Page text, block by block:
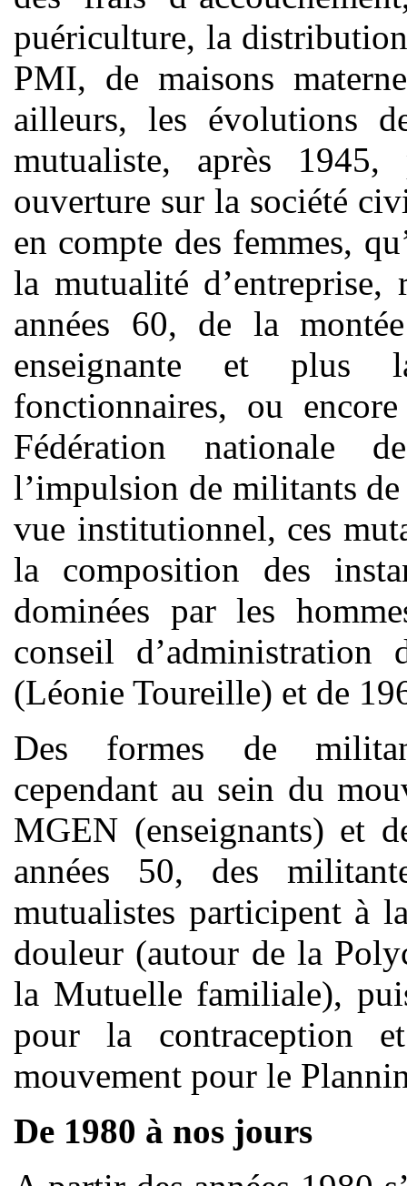
puériculture, la
PMI, de maisons
ailleurs, les évolutions
mutualiste, après 1945,
ouverture sur la société
en compte des femmes,
la mutualité
années 60, de la
enseignante et plus
fonctionnaires, ou
Fédération nationale
l’impulsion de militants
vue institutionnel, ces
la composition des
dominées par les
conseil
(Léonie Toureille) et de
Des formes de
cependant au sein du
MGEN (enseignants) et
années 50, des
mutualistes participent à
douleur (autour de la
la Mutuelle familiale),
pour la contraception
mouvement pour le
De 1980 à nos jours